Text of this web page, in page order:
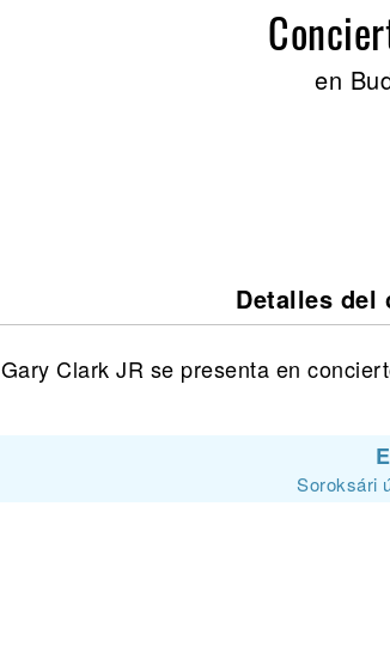
en
Detalles del
Gary Clark JR se presenta en
Soroksári